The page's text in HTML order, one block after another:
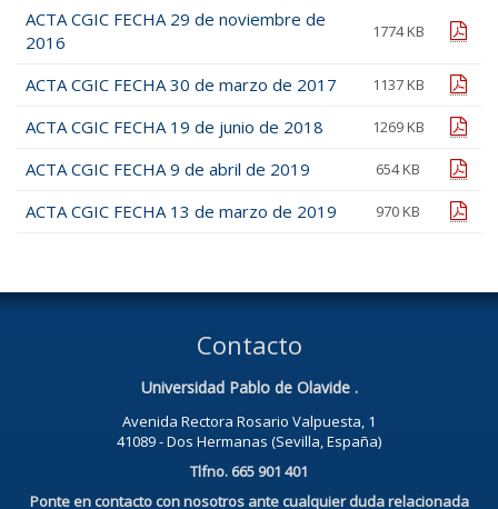
ACTA CGIC FECHA 29 de noviembre de
2016
1774 KB pdf
ACTA CGIC FECHA 30 de marzo de 2017 1137 KB pdf
ACTA CGIC FECHA 19 de junio de 2018 1269 KB pdf
ACTA CGIC FECHA 9 de abril de 2019 654 KB pdf
ACTA CGIC FECHA 13 de marzo de 2019 970 KB pdf
Contacto
Universidad Pablo de Olavide .
Avenida Rectora Rosario Valpuesta, 1
41089 - Dos Hermanas (Sevilla, España)
Tlfno. 665 901 401
Ponte en contacto con nosotros ante cualquier duda relacionada